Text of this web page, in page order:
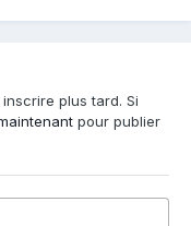
plus tard. Si
pour publier